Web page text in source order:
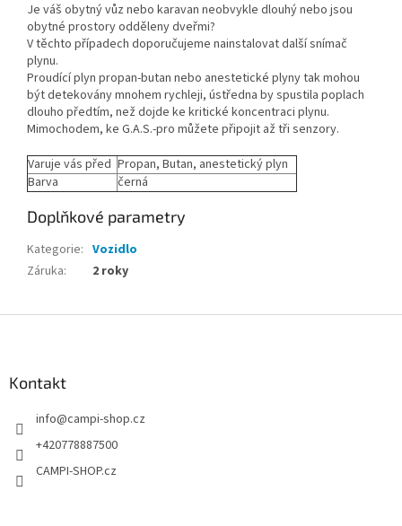
Je váš obytný vůz nebo karavan neobvykle dlouhý nebo jsou
obytné prostory odděleny dveřmi?
V těchto případech doporučujeme nainstalovat další snímač
plynu.
Proudící plyn propan-butan nebo anestetické plyny tak mohou
být detekovány mnohem rychleji, ústředna by spustila poplach
dlouho předtím, než dojde ke kritické koncentraci plynu.
Mimochodem, ke G.A.S.-pro můžete připojit až tři senzory.
Varuje vás před Propan, Butan, anestetický plyn
Barva
černá
Doplňkové parametry
Kategorie: Vozidlo
Záruka: 2 roky
Kontakt
info@campi-shop.cz
+420778887500
CAMPI-SHOP.cz